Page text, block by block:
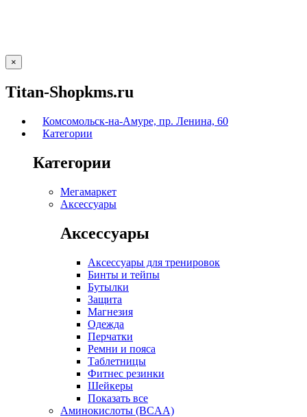
×
Titan-Shopkms.ru
Комсомольск-на-Амуре, пр. Ленина, 60
Категории
Категории
Мегамаркет
Аксессуары
Аксессуары
Аксессуары для тренировок
Бинты и тейпы
Бутылки
Защита
Магнезия
Одежда
Перчатки
Ремни и пояса
Таблетницы
Фитнес резинки
Шейкеры
Показать все
Аминокислоты (BCAA)